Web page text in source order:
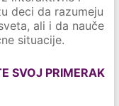
deci da razumeju
ali i da nauče
situacije.
SVOJ PRIMERAK